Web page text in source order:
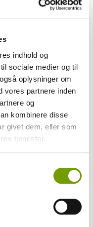
indhold og
sociale medier og til
oplysninger om
vores partnere inden
og
kombinere disse
givet dem, eller som
tjenester.
til en fælde